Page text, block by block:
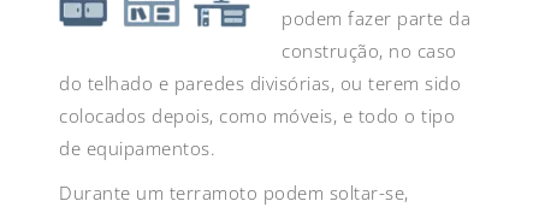
podem fazer parte da
construção, no caso
do telhado e paredes divisórias, ou terem sido
colocados depois, como móveis, e todo o tipo
de equipamentos.
Durante um terramoto podem soltar-se,